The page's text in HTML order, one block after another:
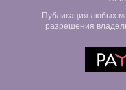
Публикация любых
разрешения